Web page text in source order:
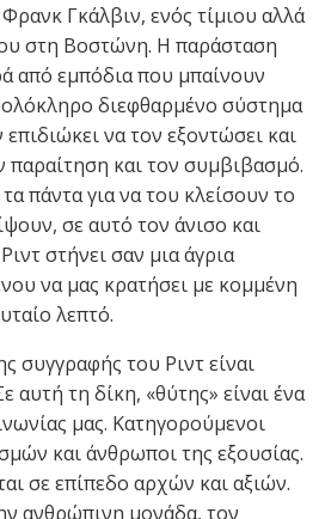
Γκάλβιν, ενός τίμιου αλλά
στη Βοστώνη. Η παράσταση
από εμπόδια που μπαίνουν
διεφθαρμένο σύστημα
να τον εξοντώσει και
παραίτηση και τον συμβιβασμό.
πάντα για να του κλείσουν το
σε αυτό τον άνισο και
στήνει σαν μια άγρια
να μας κρατήσει με κομμένη
λεπτό.
συγγραφής του Ριντ είναι
αυτή τη δίκη, «θύτης» είναι ένα
μας. Κατηγορούμενοι
και άνθρωποι της εξουσίας.
σε επίπεδο αρχών και αξιών.
ανθρώπινη μονάδα, τον